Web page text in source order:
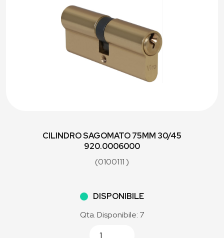
CILINDRO SAGOMATO 75MM 30/45
920.0006000
(0100111 )
DISPONIBILE
Qta. Disponibile: 7